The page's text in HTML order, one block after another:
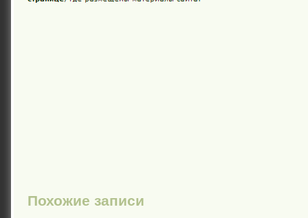
Похожие записи